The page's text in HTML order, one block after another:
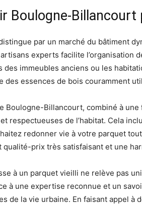
Boulogne-
par un marché du bâtiment
experts facilite l’organisation
des immeubles anciens ou les
des essences de bois couramment
Boulogne-Billancourt, combiné à
respectueuses de l’habitat. Cela
redonner vie à votre parquet
qualité-prix très satisfaisant et une
à un parquet vieilli ne relève pas
à une expertise reconnue et un
de la vie urbaine. En faisant appel